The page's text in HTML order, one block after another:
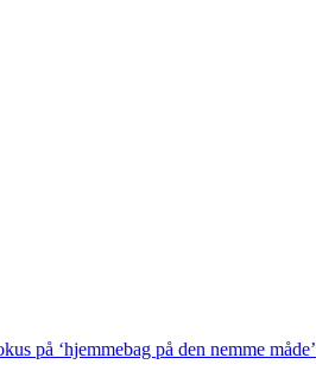
på ‘hjemmebag på den nemme måde’